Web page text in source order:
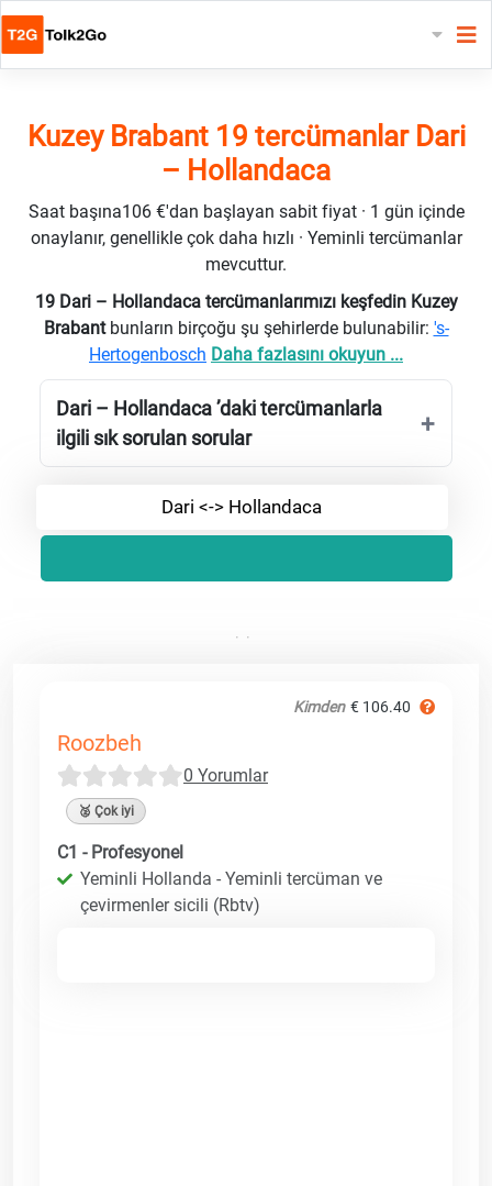
Kuzey Brabant 19 tercümanlar Dari
– Hollandaca
Saat başına106 €'dan başlayan sabit fiyat · 1 gün içinde
onaylanır, genellikle çok daha hızlı · Yeminli tercümanlar
mevcuttur.
19 Dari – Hollandaca tercümanlarımızı keşfedin Kuzey
Brabant bunların birçoğu şu şehirlerde bulunabilir: 's-
Hertogenbosch Daha fazlasını okuyun ...
Dari – Hollandaca ’daki tercümanlarla
ilgili sık sorulan sorular
Dari <-> Hollandaca
Kimden € 106.40
Roozbeh
0 Yorumlar
🥈 Çok iyi
C1 - Profesyonel
Yeminli Hollanda - Yeminli tercüman ve
çevirmenler sicili (Rbtv)